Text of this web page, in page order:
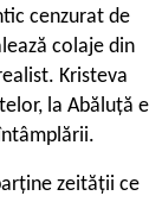
cenzurat de
colaje din
Kristeva
la Abăluță e
zeității ce